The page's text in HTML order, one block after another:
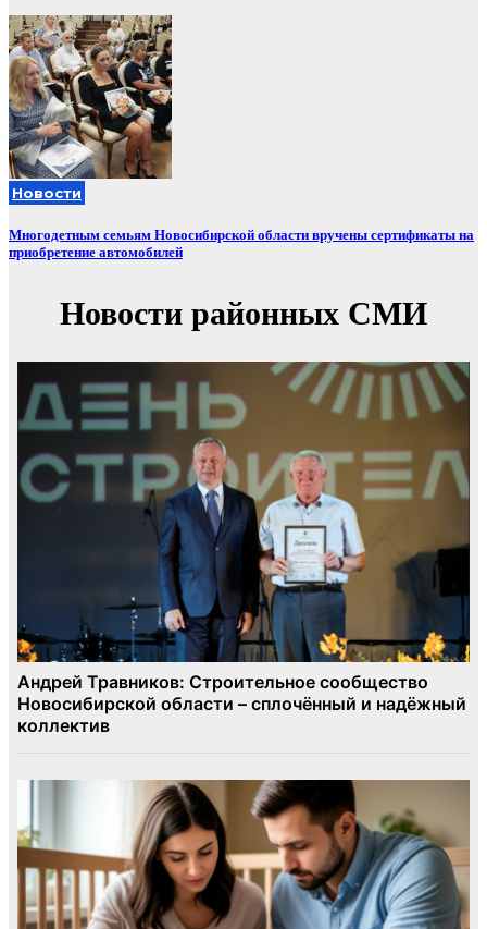
Новости
Многодетным семьям Новосибирской области вручены сертификаты на
приобретение автомобилей